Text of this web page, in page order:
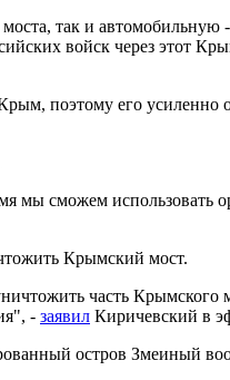
так и автомобильную
войск через этот
поэтому его усиленно
мы сможем использовать
Крымский мост.
часть Крымского
- заявил Киричевский в
остров Змеиный